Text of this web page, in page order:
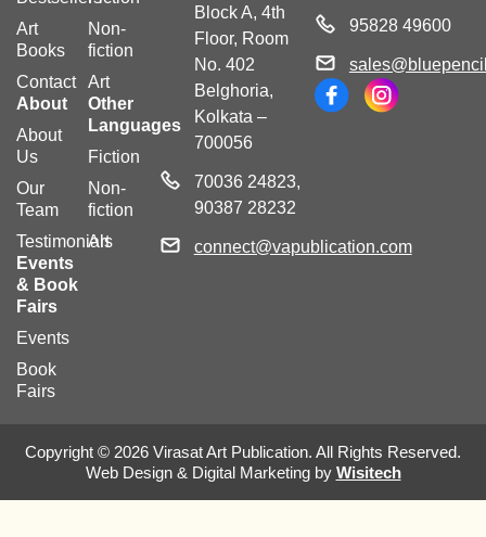
Art
Books
Contact
About
About
Us
Our
Team
Testimonials
Events
& Book
Fairs
Events
Book
Fairs
Non-
fiction
Art
Other
Languages
Fiction
Non-
fiction
Art
Block A, 4th
Floor, Room
No. 402
Belghoria,
Kolkata –
700056
70036 24823,
90387 28232
connect@vapublication.com
95828 49600
Copyright © 2026 Virasat Art Publication. All Rights Reserved.
Web Design & Digital Marketing by Wisitech